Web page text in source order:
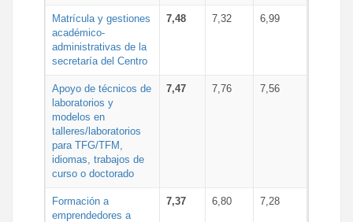
Matrícula y gestiones
académico-
administrativas de la
secretaría del Centro
7,48 7,32 6,99
Apoyo de técnicos de
laboratorios y
modelos en
talleres/laboratorios
para TFG/TFM,
idiomas, trabajos de
curso o doctorado
7,47 7,76 7,56
Formación a
emprendedores a
7,37 6,80 7,28